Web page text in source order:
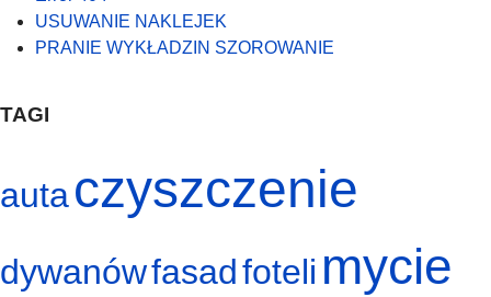
USUWANIE NAKLEJEK
PRANIE WYKŁADZIN SZOROWANIE
TAGI
autaczyszczenie
dywanówfasadfoteli mycie